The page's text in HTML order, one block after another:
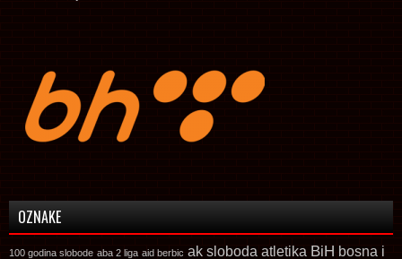
OZNAKE
100 godina slobode aba 2 liga aid berbic ak sloboda atletika BiH bosna i